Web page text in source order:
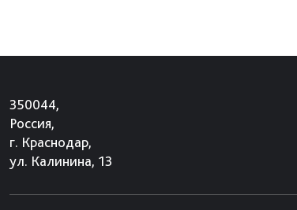
350044,
Россия,
г. Краснодар,
ул. Калинина, 13